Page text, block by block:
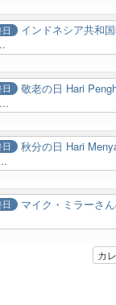
インドネシア共和
敬老の日 Hari
秋分の日 Hari
マイク・ミラーさ
カ